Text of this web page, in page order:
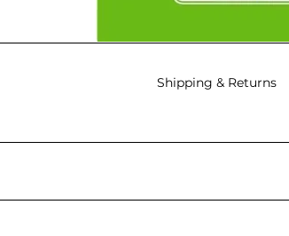
Shipping & Returns